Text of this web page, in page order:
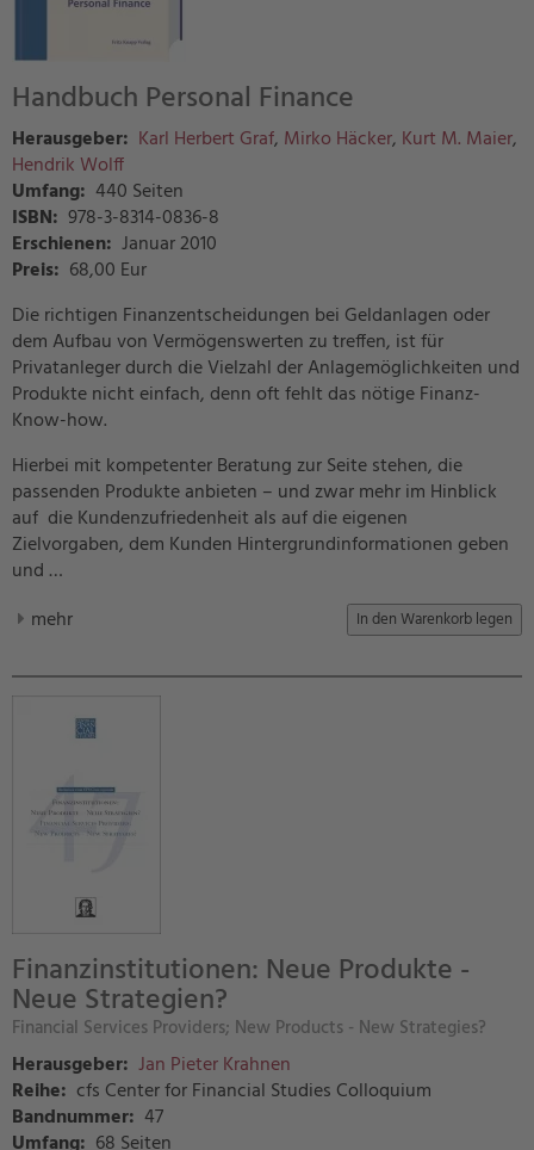
Handbuch Personal Finance
Herausgeber: Karl Herbert Graf, Mirko Häcker, Kurt M. Maier,
Hendrik Wolff
Umfang: 440 Seiten
ISBN: 978-3-8314-0836-8
Erschienen: Januar 2010
Preis: 68,00 Eur
Die richtigen Finanzentscheidungen bei Geldanlagen oder
dem Aufbau von Vermögenswerten zu treffen, ist für
Privatanleger durch die Vielzahl der Anlagemöglichkeiten und
Produkte nicht einfach, denn oft fehlt das nötige Finanz-
Know-how.
Hierbei mit kompetenter Beratung zur Seite stehen, die
passenden Produkte anbieten – und zwar mehr im Hinblick
auf die Kundenzufriedenheit als auf die eigenen
Zielvorgaben, dem Kunden Hintergrundinformationen geben
und …
mehr
Finanzinstitutionen: Neue Produkte -
Neue Strategien?
Financial Services Providers; New Products - New Strategies?
Herausgeber: Jan Pieter Krahnen
Reihe: cfs Center for Financial Studies Colloquium
Bandnummer: 47